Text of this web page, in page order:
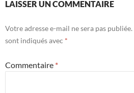
LAISSER UN COMMENTAIRE
Votre adresse e-mail ne sera pas publiée.
sont indiqués avec *
Commentaire *